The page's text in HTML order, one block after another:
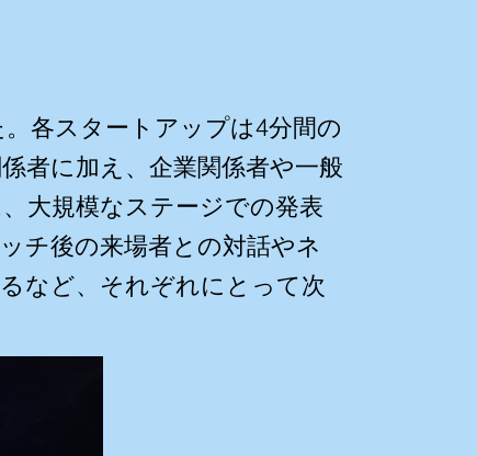
各スタートアップは4分間の
者に加え、企業関係者や一般
大規模なステージでの発表
チ後の来場者との対話やネ
など、それぞれにとって次